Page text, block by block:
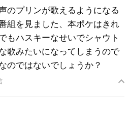
のプリンが歌えるようになる
組を見ました、本ポケはきれ
もハスキーなせいでシャウト
歌みたいになってしまうので
のではないでしょうか？